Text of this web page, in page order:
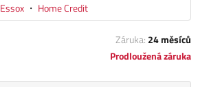
Essox ・ Home Credit
Záruka: 24 měsíců
Prodloužená záruka